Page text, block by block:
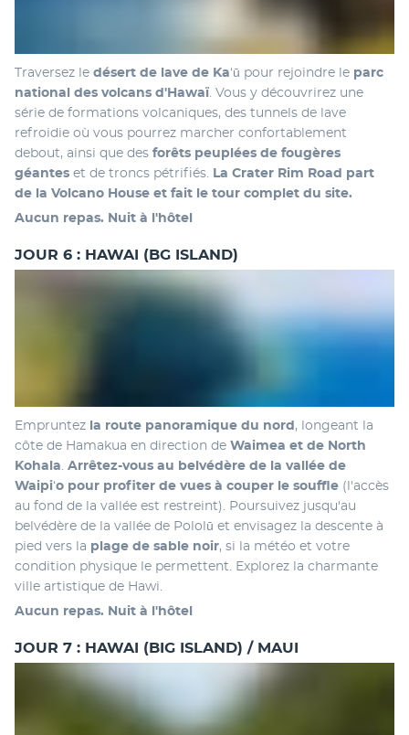
Traversez le désert de lave de Kaʻū pour rejoindre le parc
national des volcans d'Hawaï. Vous y découvrirez une
série de formations volcaniques, des tunnels de lave
refroidie où vous pourrez marcher confortablement
debout, ainsi que des forêts peuplées de fougères
géantes et de troncs pétrifiés. La Crater Rim Road part
de la Volcano House et fait le tour complet du site.
Aucun repas. Nuit à l'hôtel
JOUR 6 : HAWAI (BG ISLAND)
Empruntez la route panoramique du nord , longeant la
côte de Hamakua en direction de Waimea et de North
Kohala. Arrêtez-vous au belvédère de la vallée de
Waipiʻo pour profiter de vues à couper le souffle (l'accès
au fond de la vallée est restreint). Poursuivez jusqu'au
belvédère de la vallée de Pololū et envisagez la descente à
pied vers la plage de sable noir, si la météo et votre
condition physique le permettent. Explorez la charmante
ville artistique de Hawi.
Aucun repas. Nuit à l'hôtel
JOUR 7 : HAWAI (BIG ISLAND) / MAUI